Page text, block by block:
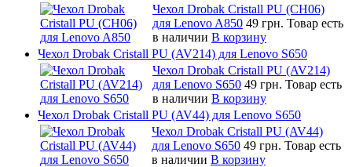
Чехол Drobak Cristall PU (CH06)
для Lenovo A850 49 грн. Товар есть
в наличии В корзину
Чехол Drobak Cristall PU (AV214) для Lenovo S650
Чехол Drobak Cristall PU (AV214)
для Lenovo S650 49 грн. Товар есть
в наличии В корзину
Чехол Drobak Cristall PU (AV44) для Lenovo S650
Чехол Drobak Cristall PU (AV44)
для Lenovo S650 49 грн. Товар есть
в наличии В корзину